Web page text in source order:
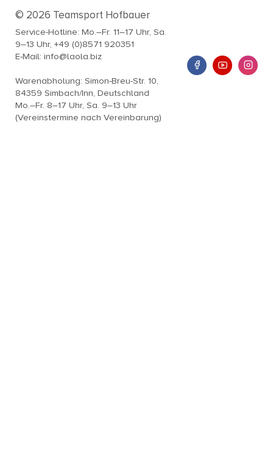
© 2026 Teamsport Hofbauer
Service-Hotline: Mo.–Fr. 11–17 Uhr, Sa.
9–13 Uhr, +49 (0)8571 920351
E-Mail: info@laola.biz
Warenabholung: Simon-Breu-Str. 10,
84359 Simbach/Inn, Deutschland
Mo.–Fr. 8–17 Uhr, Sa. 9–13 Uhr
(Vereinstermine nach Vereinbarung)